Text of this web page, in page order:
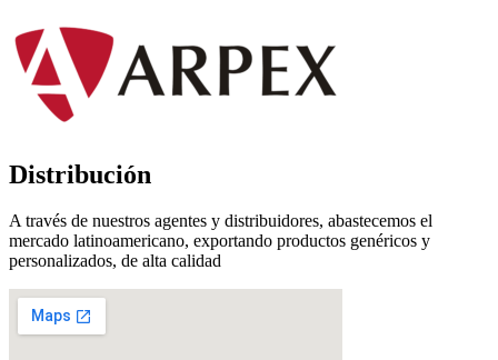
Distribución
A través de nuestros agentes y distribuidores, abastecemos el
mercado latinoamericano, exportando productos genéricos y
personalizados, de alta calidad